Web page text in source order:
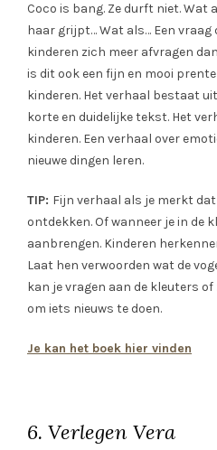
Coco is bang. Ze durft niet. Wat
haar grijpt… Wat als… Een vraag
kinderen zich meer afvragen
is dit ook een fijn en mooi
kinderen. Het verhaal bestaat
korte en duidelijke tekst. Het
kinderen. Een verhaal over
nieuwe dingen leren.
TIP: Fijn verhaal als je merkt
ontdekken. Of wanneer je in de
aanbrengen. Kinderen
Laat hen verwoorden wat de
kan je vragen aan de kleuters
om iets nieuws te doen.
Je kan het boek hier vinden
6. Verlegen Vera